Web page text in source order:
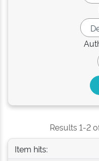
Results 1-2
Item hits: